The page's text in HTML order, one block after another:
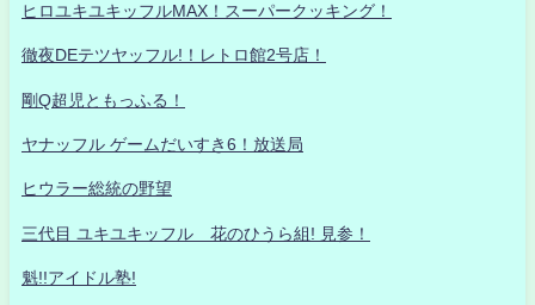
ヒロユキユキッフルMAX！スーパークッキング！
徹夜DEテツヤッフル!！レトロ館2号店！
剛Q超児ともっふる！
ヤナッフル ゲームだいすき6！放送局
ヒウラー総統の野望
三代目 ユキユキッフル 花のひうら組! 見参！
魁!!アイドル塾!